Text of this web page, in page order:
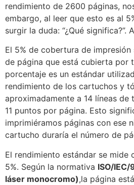
rendimiento de 2600 páginas,
embargo, al leer que esto es al
surgir la duda: “¿Qué significa?”.
El 5% de cobertura de
de página que está cubierta por
porcentaje es un estándar
rendimiento de los cartuchos y
aproximadamente a 14 líneas de
11 puntos por página. Esto
imprimiéramos páginas con ese
cartucho duraría el número de
El rendimiento estándar se mide
5%. Según la normativa ISO/
láser monocromo),la página